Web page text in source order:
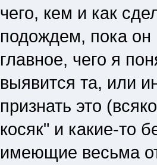
чего, кем и как
подождем, пока он
главное, чего я
выявится та, или
признать это
косяк" и какие-то
имеющие весьма